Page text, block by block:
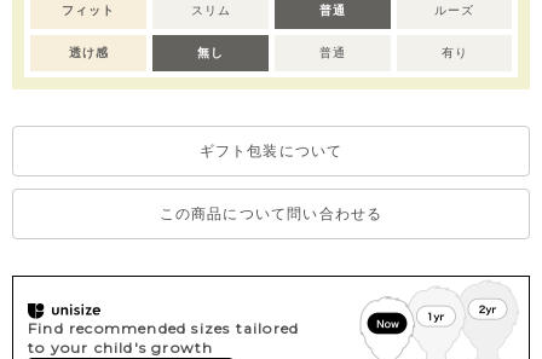
フィット スリム 普通 ルーズ
透け感 無し 普通 有り
ギフト包装について
この商品について問い合わせる
Find recommended sizes tailored
to your child's growth